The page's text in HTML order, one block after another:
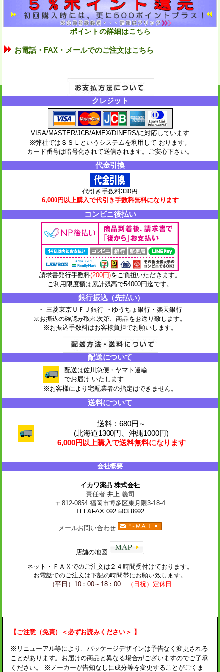
ポイントの詳細はこちら
お電話・FAX・メールでのご注文はこちら
クレジット
VISA/MASTER/JCB/AMEX/DINERS/に対応しています
※弊社ではＳＳＬというシステムを利用して おります。
カード番号は暗号化されて送信されます。ご安心下さい。
代金引換
代引き手数料330円
6,000円以上購入で代引き手数料無料になります
コンビニ後払い
請求書発行手数料(200円)をご負担いただきます。
ご利用限度額は累計残高で54000円迄です。
銀行振込（先払い）
・ 三菱東京ＵＦＪ銀行 ・ゆうちょ銀行 ・楽天銀行
※お振込の確認が取れ次第、商品をお送り致します。
※お振込手数料はお客様負担でお願いします。
配送について
配送は佐川急便・ヤマト運輸
でお届け いたします
※お客様により宅配業者の指定はできません。
送料について
送料：680円～
(北海道1300円、沖縄1000円)
6,000円以上購入で送料無料になります
会社概要
イカワ薬品 株式会社
責任者:井上 義司
〒812-0854 福岡市博多区東月隈3-18-4
TEL&FAX 092-503-9992
メールお問い合わせ
店舗の地図
ネット・ ＦＡＸ でのご注文は２４時間受付けております。
お電話でのご注文は下記の時間帯にお願い致します。
（平日）10：00～18：00
（日祝）定休日
【ご注意（免責）＜必ずお読みください＞ 】
※リニューアル等により、パッケージデザインは予告なく変更される
ことがあります。お届けの商品と異なる場合がございますのでご了承
ください。 ※メーカーが告知なしに成分等を変更することがごくま